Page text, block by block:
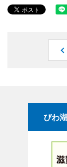
びわ